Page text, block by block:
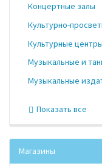
Концертные залы
Культурно-
Культурные центры
Музыкальные и
Музыкальные
Показать все
Магазины